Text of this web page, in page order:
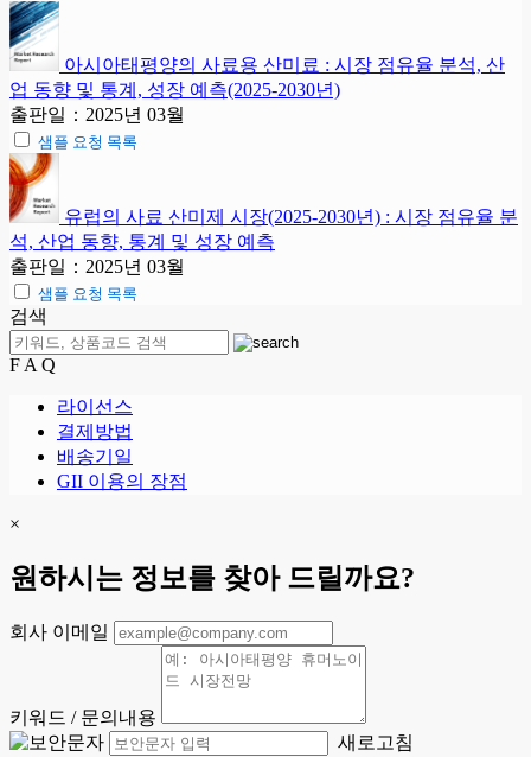
아시아태평양의 사료용 산미료 : 시장 점유율 분석, 산
업 동향 및 통계, 성장 예측(2025-2030년)
출판일：2025년 03월
샘플 요청 목록
유럽의 사료 산미제 시장(2025-2030년) : 시장 점유율 분
석, 산업 동향, 통계 및 성장 예측
출판일：2025년 03월
샘플 요청 목록
검색
F A Q
라이선스
결제방법
배송기일
GII 이용의 장점
×
원하시는 정보를 찾아 드릴까요?
회사 이메일
키워드 / 문의내용
새로고침